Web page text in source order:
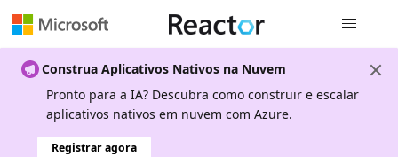
Construa Aplicativos Nativos na Nuvem
Pronto para a IA? Descubra como construir e escalar
aplicativos nativos em nuvem com Azure.
Registrar agora